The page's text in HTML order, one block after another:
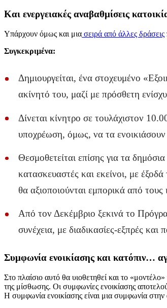
Και ενεργειακές αναβαθμίσεις
Υπάρχουν όμως και μια σειρά από άλλες δράσεις
Συγκεκριμένα:
Δημιουργείται, ένα στοχευμένο
ακίνητό του, μαζί με πρόσθετη
Δίνεται κίνητρο σε τουλάχιστον
υποχρέωση, όμως, να τα ενοικιάσουν
Θεσμοθετείται επίσης για τα
κατασκευαστές και εκείνοι, με
θα αξιοποιούνται εμπορικά από τους
Από τον Δεκέμβριο ξεκινά το
συνέχεια, με διαδικασίες-εξπρές
Συμφωνία ενοικίασης και κατόπιν…
Στο πλαίσιο αυτό θα υιοθετηθεί και το
της μίσθωσης. Οι συμφωνίες ενοικίασης
Η συμφωνία ενοικίασης είναι μια συμφωνία στην